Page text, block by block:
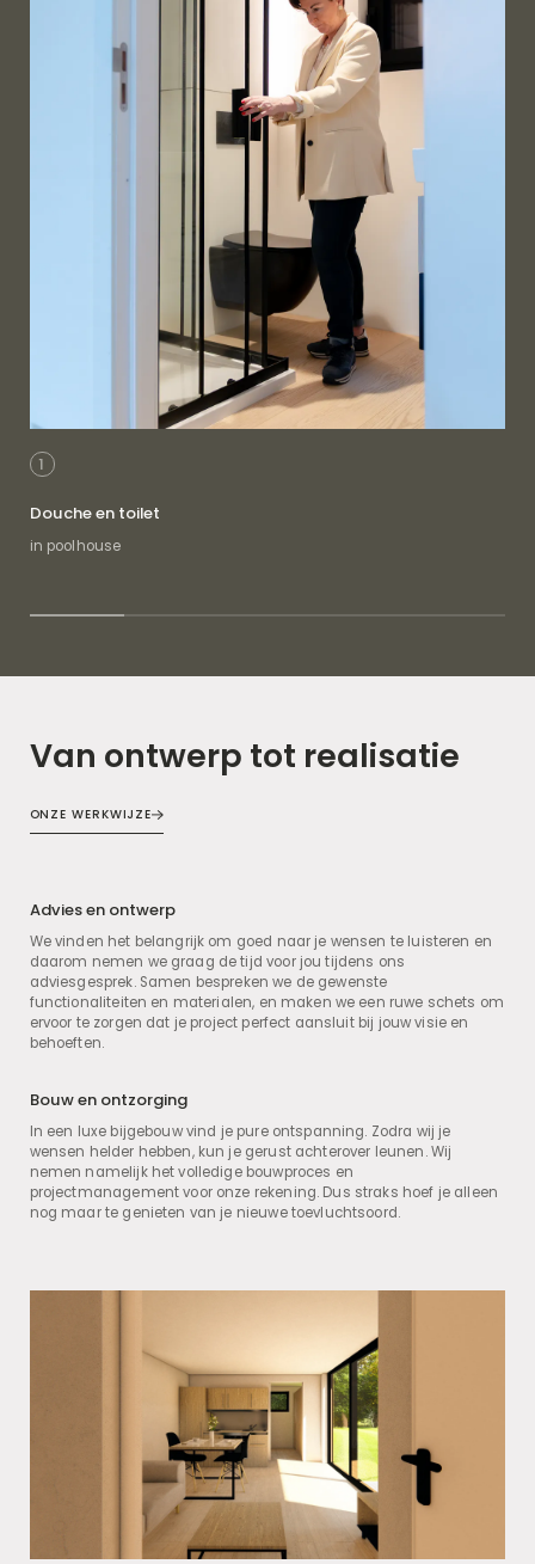
1
Douche en toilet
in poolhouse
Van ontwerp tot realisatie
ONZE WERKWIJZE
Advies en ontwerp
We vinden het belangrijk om goed naar je wensen te luisteren en
daarom nemen we graag de tijd voor jou tijdens ons
adviesgesprek. Samen bespreken we de gewenste
functionaliteiten en materialen, en maken we een ruwe schets om
ervoor te zorgen dat je project perfect aansluit bij jouw visie en
behoeften.
Bouw en ontzorging
In een luxe bijgebouw vind je pure ontspanning. Zodra wij je
wensen helder hebben, kun je gerust achterover leunen. Wij
nemen namelijk het volledige bouwproces en
projectmanagement voor onze rekening. Dus straks hoef je alleen
nog maar te genieten van je nieuwe toevluchtsoord.